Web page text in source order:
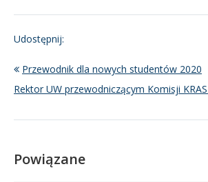
Udostępnij:
Przewodnik dla nowych studentów 2020
Rektor UW przewodniczącym Komisji
Powiązane